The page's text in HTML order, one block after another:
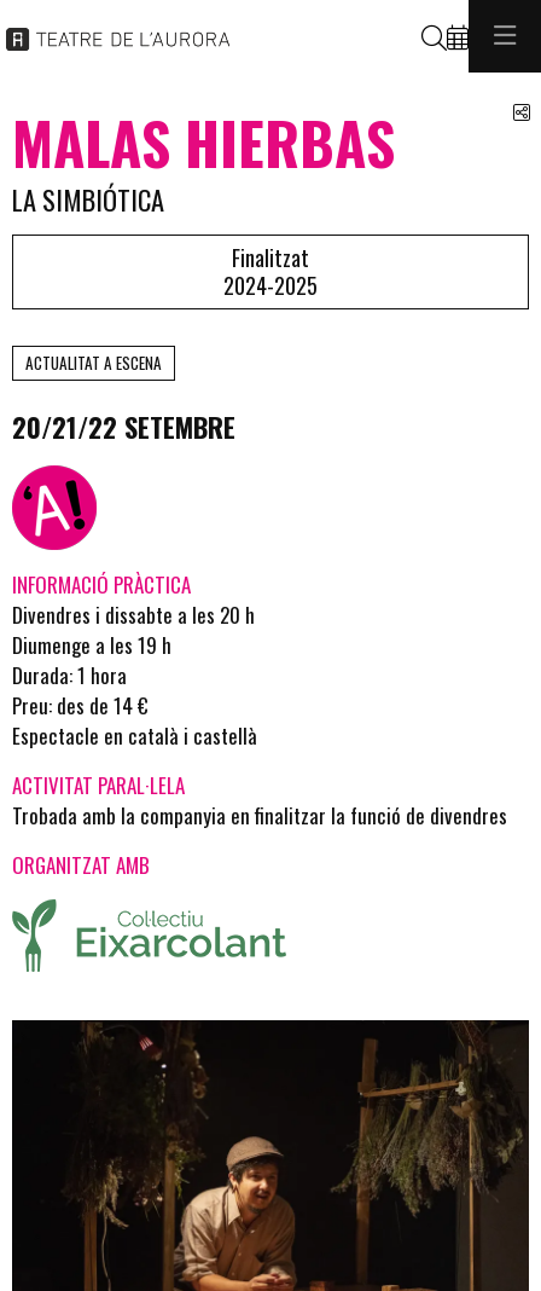
Cerca
MALAS HIERBAS
LA SIMBIÓTICA
Finalitzat
2024-2025
ACTUALITAT A ESCENA
20/21/22 SETEMBRE
INFORMACIÓ PRÀCTICA
Divendres i dissabte a les 20 h
Diumenge a les 19 h
Durada: 1 hora
Preu: des de 14 €
Espectacle en català i castellà
ACTIVITAT PARAL·LELA
Trobada amb la companyia en finalitzar la funció de divendres
ORGANITZAT AMB